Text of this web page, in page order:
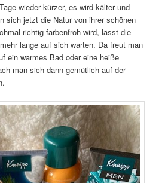
wieder kürzer, es wird kälter und
sich jetzt die Natur von ihrer schönen
richtig farbenfroh wird, lässt die
lange auf sich warten. Da freut man
ein warmes Bad oder eine heiße
man sich dann gemütlich auf der